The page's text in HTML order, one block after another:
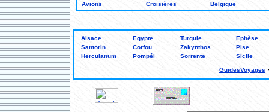
Avions
Croisières Belgique
Alsace Egypte Turquie
Ephèse
Santorin
Corfou Zakynthos
Pise
Herculanum
Pompéi Sorrente Sicile
GuidesVoyages